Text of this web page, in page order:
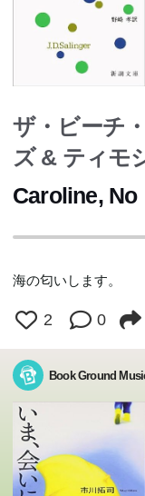
ザ・ビーチ
ズ & ティモ
シュミット
Caroline, No
海の匂いします。
2 0
Book Ground